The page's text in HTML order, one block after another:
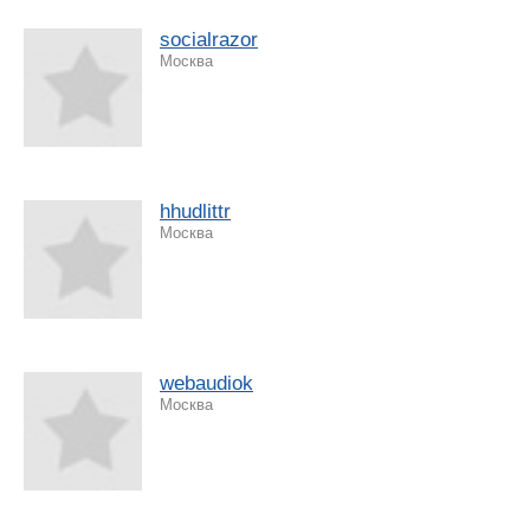
socialrazor
Москва
hhudlittr
Москва
webaudiok
Москва